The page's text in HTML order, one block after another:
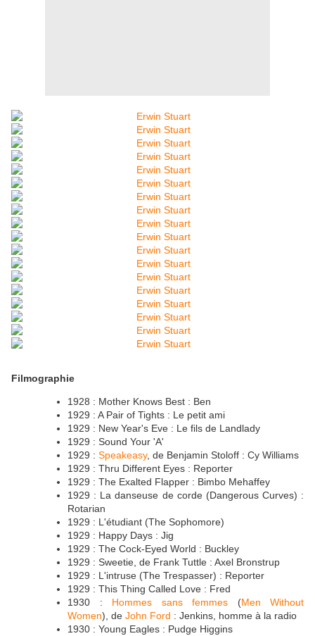
Filmographie
1928 : Mother Knows Best : Ben
1929 : A Pair of Tights : Le petit ami
1929 : New Year's Eve : Le fils de Landlady
1929 : Sound Your 'A'
1929 : Speakeasy, de Benjamin Stoloff : Cy Williams
1929 : Thru Different Eyes : Reporter
1929 : The Exalted Flapper : Bimbo Mehaffey
1929 : La danseuse de corde (Dangerous Curves) :
Rotarian
1929 : L'étudiant (The Sophomore)
1929 : Happy Days : Jig
1929 : The Cock-Eyed World : Buckley
1929 : Sweetie, de Frank Tuttle : Axel Bronstrup
1929 : L'intruse (The Trespasser) : Reporter
1929 : This Thing Called Love : Fred
1930 : Hommes sans femmes (Men Without
Women), de John Ford : Jenkins, homme à la radio
1930 : Young Eagles : Pudge Higgins